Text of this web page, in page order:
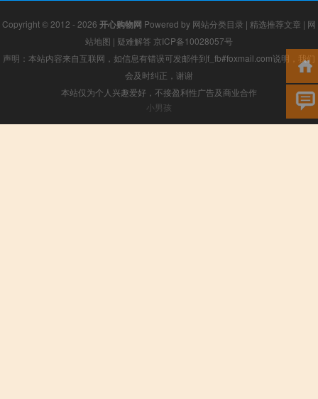
Copyright © 2012 - 2026 开心购物网 Powered by 网站分类目录 | 精选推荐文章 | 网
站地图 | 疑难解答 京ICP备10028057号
声明：本站内容来自互联网，如信息有错误可发邮件到f_fb#foxmail.com说明，我们
会及时纠正，谢谢
本站仅为个人兴趣爱好，不接盈利性广告及商业合作
小男孩